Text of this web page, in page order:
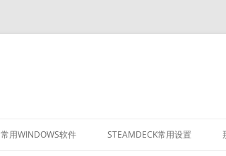
常用WINDOWS软件 STEAMDECK常用设置